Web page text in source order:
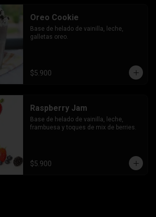
Oreo Cookie
Base de helado de vainilla, leche,
galletas oreo.
$5.900
Raspberry Jam
Base de helado de vainilla, leche,
frambuesa y toques de mix de berries.
$5.900